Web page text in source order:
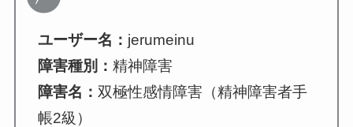
ユーザー名： jerumeinu
障害種別：精神障害
障害名： 双極性感情障害（精神障害者手
帳2級）